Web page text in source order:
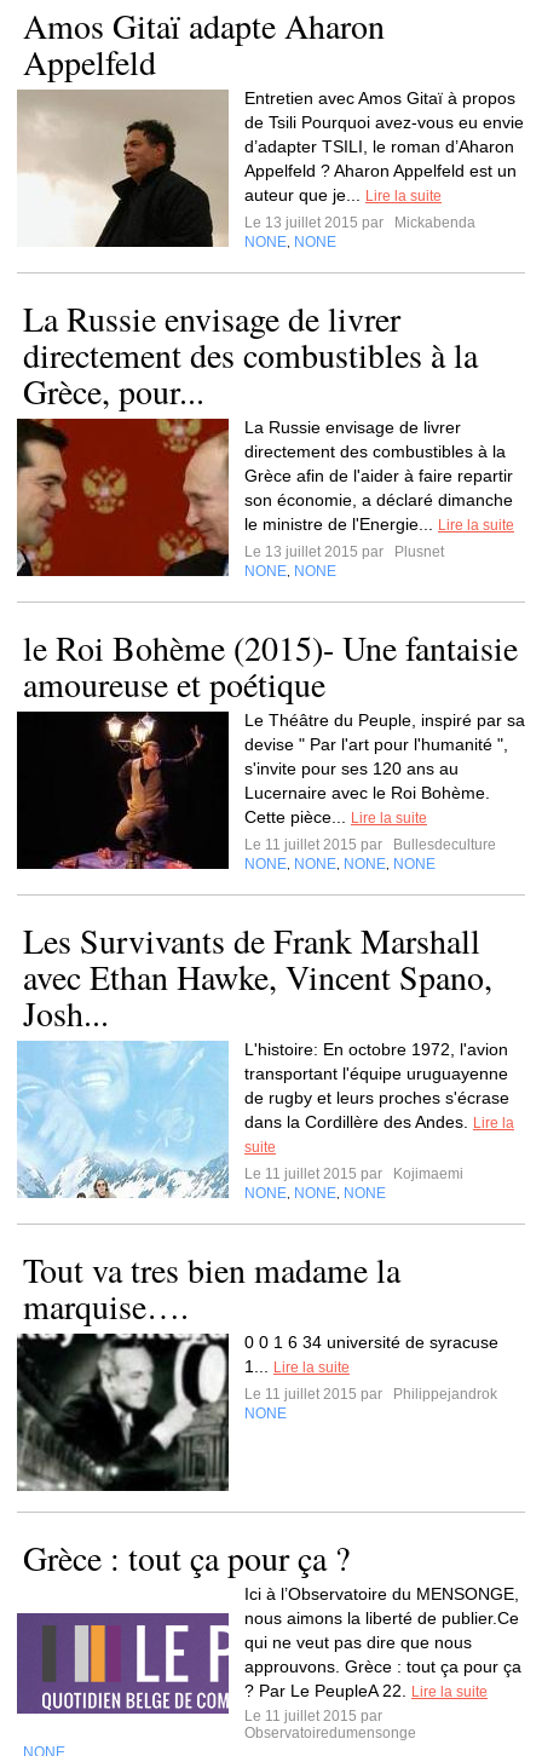
Amos Gitaï adapte Aharon
Appelfeld
Entretien avec Amos Gitaï à propos
de Tsili Pourquoi avez-vous eu envie
d’adapter TSILI, le roman d’Aharon
Appelfeld ? Aharon Appelfeld est un
auteur que je...
Lire la suite
Le 13 juillet 2015 par
Mickabenda
NONE NONE
La Russie envisage de livrer
directement des combustibles à la
Grèce, pour...
La Russie envisage de livrer
directement des combustibles à la
Grèce afin de l'aider à faire repartir
son économie, a déclaré dimanche
le ministre de l'Energie...
Lire la suite
Le 13 juillet 2015 par
Plusnet
NONE NONE
le Roi Bohème (2015)- Une fantaisie
amoureuse et poétique
Le Théâtre du Peuple, inspiré par sa
devise " Par l'art pour l'humanité ",
s'invite pour ses 120 ans au
Lucernaire avec le Roi Bohème.
Cette pièce...
Lire la suite
Le 11 juillet 2015 par
Bullesdeculture
NONE NONE NONE NONE
Les Survivants de Frank Marshall
avec Ethan Hawke, Vincent Spano,
Josh...
L'histoire: En octobre 1972, l'avion
transportant l'équipe uruguayenne
de rugby et leurs proches s'écrase
dans la Cordillère des Andes.
Lire la
suite
Le 11 juillet 2015 par
Kojimaemi
NONE NONE NONE
Tout va tres bien madame la
marquise….
0 0 1 6 34 université de syracuse
1...
Lire la suite
Le 11 juillet 2015 par
Philippejandrok
NONE
Grèce : tout ça pour ça ?
Ici à l’Observatoire du MENSONGE,
nous aimons la liberté de publier.Ce
qui ne veut pas dire que nous
approuvons. Grèce : tout ça pour ça
? Par Le PeupleA 22.
Lire la suite
Le 11 juillet 2015 par
Observatoiredumensonge
NONE